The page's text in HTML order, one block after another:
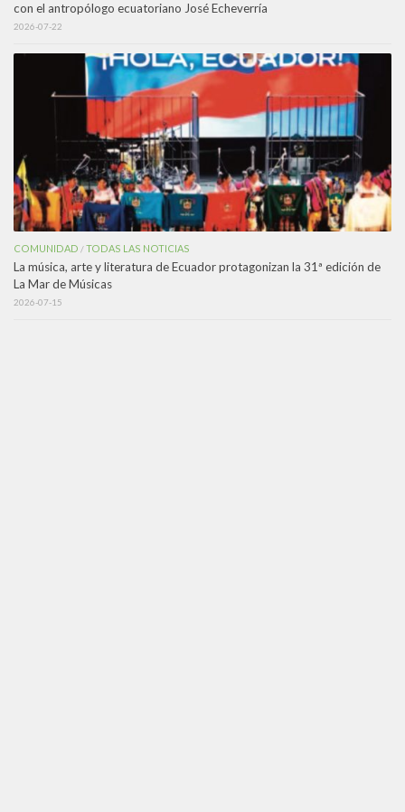
con el antropólogo ecuatoriano José Echeverría
2026-07-22
COMUNIDAD /TODAS LAS NOTICIAS
La música, arte y literatura de Ecuador protagonizan la 31ª edición de
La Mar de Músicas
2026-07-15